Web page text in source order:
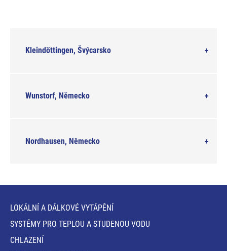
Kleindöttingen, Švýcarsko
Wunstorf, Německo
Nordhausen, Německo
LOKÁLNÍ A DÁLKOVÉ VYTÁPĚNÍ
SYSTÉMY PRO TEPLOU A STUDENOU VODU
CHLAZENÍ